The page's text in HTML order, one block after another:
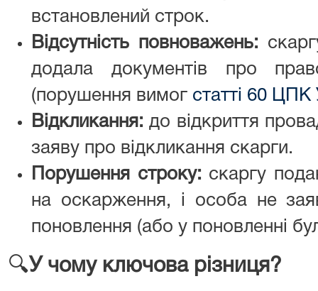
встановлений строк.
Відсутність повноважень:
додала документів про
(порушення вимог статті 60 ЦПК
Відкликання: до відкриття
заяву про відкликання скарги.
Порушення строку: скаргу
на оскарження, і особа не
поновлення (або у поновленні
🔍У чому ключова різниця?